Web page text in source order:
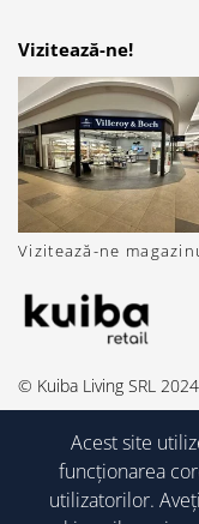
Vizitează-ne!
Vizitează-ne
© Kuiba Living SRL 2024
Acest site
funcționarea
utilizatorilor.